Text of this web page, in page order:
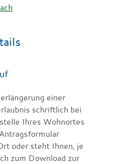
einer
schriftlich bei
Ihres Wohnortes
oder steht Ihnen, je
zum Download zur